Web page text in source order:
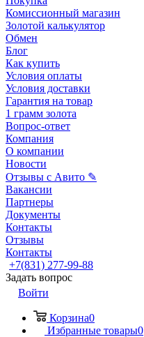
Комиссионный магазин
Золотой калькулятор
Обмен
Блог
Как купить
Условия оплаты
Условия доставки
Гарантия на товар
1 грамм золота
Вопрос-ответ
Компания
О компании
Новости
Отзывы с Авито ✎
Вакансии
Партнеры
Документы
Контакты
Отзывы
Контакты
+7(831) 277-99-88
Задать вопрос
Войти
Корзина0
Избранные товары0